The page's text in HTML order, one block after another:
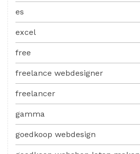
es
excel
free
freelance webdesigner
freelancer
gamma
goedkoop webdesign